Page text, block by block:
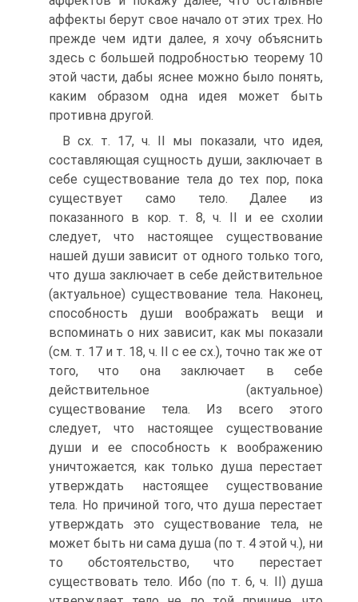
аффекты берут свое начало от этих трех. Но
прежде чем идти далее, я хочу объяснить
здесь с большей подробностью теорему 10
этой части, дабы яснее можно было понять,
каким образом одна идея может быть
противна другой.
В сх. т. 17, ч. II мы показали, что идея,
составляющая сущность души, заключает в
себе существование тела до тех пор, пока
существует само тело. Далее из
показанного в кор. т. 8, ч. II и ее схолии
следует, что настоящее существование
нашей души зависит от одного только того,
что душа заключает в себе действительное
(актуальное) существование тела. Наконец,
способность души воображать вещи и
вспоминать о них зависит, как мы показали
(см. т. 17 и т. 18, ч. II с ее сх.), точно так же от
того, что она заключает в себе
действительное (актуальное)
существование тела. Из всего этого
следует, что настоящее существование
души и ее способность к воображению
уничтожается, как только душа перестает
утверждать настоящее существование
тела. Но причиной того, что душа перестает
утверждать это существование тела, не
может быть ни сама душа (по т. 4 этой ч.), ни
то обстоятельство, что перестает
существовать тело. Ибо (по т. 6, ч. II) душа